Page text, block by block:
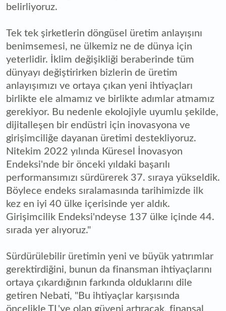
belirliyoruz.
Tek tek şirketlerin döngüsel üretim anlayışını
benimsemesi, ne ülkemiz ne de dünya için
yeterlidir. İklim değişikliği beraberinde tüm
dünyayı değiştirirken bizlerin de üretim
anlayışımızı ve ortaya çıkan yeni ihtiyaçları
birlikte ele almamız ve birlikte adımlar atmamız
gerekiyor. Bu nedenle ekolojiyle uyumlu şekilde,
dijitalleşen bir endüstri için inovasyona ve
girişimciliğe dayanan üretimi destekliyoruz.
Nitekim 2022 yılında Küresel İnovasyon
Endeksi'nde bir önceki yıldaki başarılı
performansımızı sürdürerek 37. sıraya yükseldik.
Böylece endeks sıralamasında tarihimizde ilk
kez en iyi 40 ülke içerisinde yer aldık.
Girişimcilik Endeksi'ndeyse 137 ülke içinde 44.
sırada yer alıyoruz."
Sürdürülebilir üretimin yeni ve büyük yatırımlar
gerektirdiğini, bunun da finansman ihtiyaçlarını
ortaya çıkardığının farkında olduklarını dile
getiren Nebati, "Bu ihtiyaçlar karşısında